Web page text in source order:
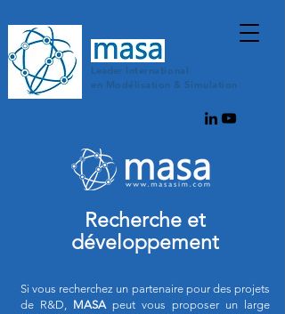
Leader Internationa l
en Modélisation & Simulation
Recherche et
développement
Si vous recherchez un partenaire pour des projets
de R&D, MASA peut vous proposer un large